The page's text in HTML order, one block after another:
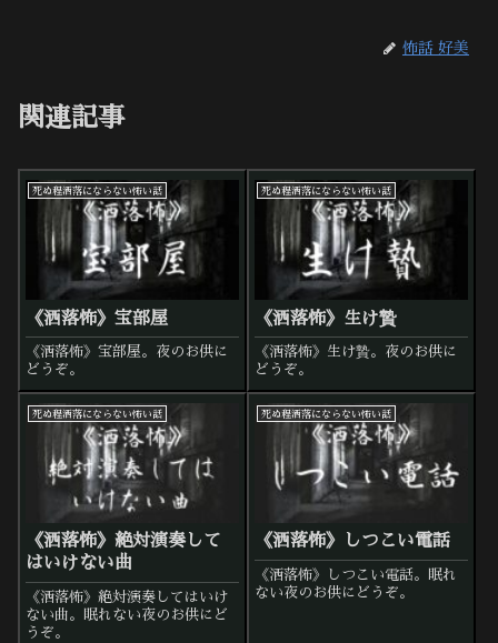
怖話 好美
関連記事
死ぬ程洒落にならない怖い話
《洒落怖》宝部屋
《洒落怖》宝部屋。夜のお供に
どうぞ。
死ぬ程洒落にならない怖い話
《洒落怖》生け贄
《洒落怖》生け贄。夜のお供に
どうぞ。
死ぬ程洒落にならない怖い話
《洒落怖》絶対演奏して
はいけない曲
《洒落怖》絶対演奏してはいけ
ない曲。眠れない夜のお供にど
うぞ。
死ぬ程洒落にならない怖い話
《洒落怖》しつこい電話
《洒落怖》しつこい電話。眠れ
ない夜のお供にどうぞ。